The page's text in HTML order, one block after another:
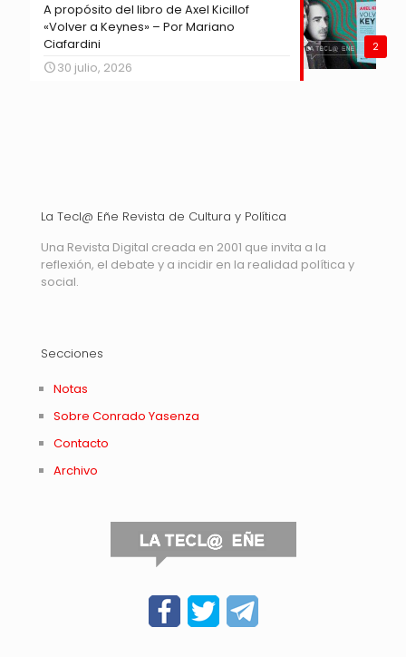
2
A propósito del libro de Axel Kicillof
«Volver a Keynes» – Por Mariano
Ciafardini
30 julio, 2026
La Tecl@ Eñe Revista de Cultura y Política
Una Revista Digital creada en 2001 que invita a la
reflexión, el debate y a incidir en la realidad política y
social.
Secciones
Notas
Sobre Conrado Yasenza
Contacto
Archivo